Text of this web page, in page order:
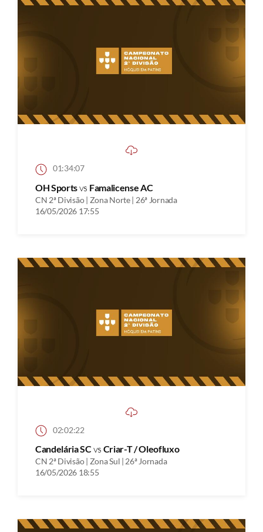
01:34:07
OH Sportsvs Famalicense AC
CN 2ª Divisão | Zona Norte | 26ª Jornada
16/05/2026 17:55
02:02:22
Candelária SCvs Criar-T / Oleofluxo
CN 2ª Divisão | Zona Sul | 26ª Jornada
16/05/2026 18:55